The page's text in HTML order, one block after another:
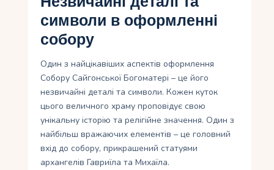
символи в оформленні
собору
Один з найцікавіших аспектів оформлення
Собору Сайгонської Богоматері – це його
незвичайні деталі та символи. Кожен куток
цього величного храму проповідує свою
унікальну історію та релігійне значення. Один з
найбільш вражаючих елементів – це головний
вхід до собору, прикрашений статуями
архангелів Гавриїла та Михаїла.